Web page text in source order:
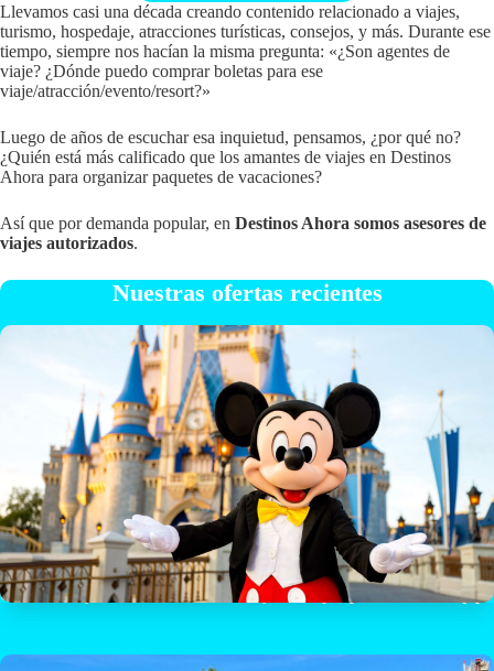
Llevamos casi una década creando contenido relacionado a viajes,
turismo, hospedaje, atracciones turísticas, consejos, y más. Durante ese
tiempo, siempre nos hacían la misma pregunta: «¿Son agentes de
viaje? ¿Dónde puedo comprar boletas para ese
viaje/atracción/evento/resort?»
Luego de años de escuchar esa inquietud, pensamos, ¿por qué no?
¿Quién está más calificado que los amantes de viajes en Destinos
Ahora para organizar paquetes de vacaciones?
Así que por demanda popular, en Destinos Ahora somos asesores de
viajes autorizados.
Nuestras ofertas recientes
Oferta Disney Orlando familiar: Hotel y cuatro parques a $623 USD p/p*